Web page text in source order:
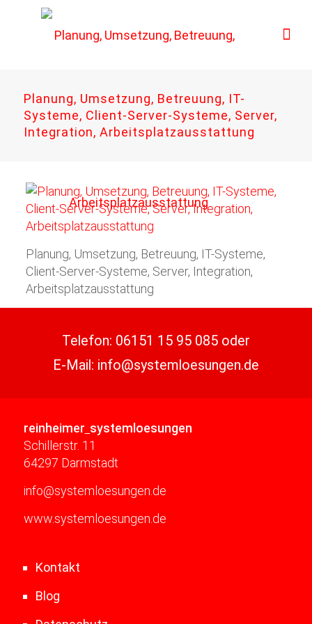
Planung, Umsetzung, Betreuung, IT-
Systeme, Client-Server-Systeme, Server,
Integration, Arbeitsplatzausstattung
Planung, Umsetzung, Betreuung, IT-Systeme,
Client-Server-Systeme, Server, Integration,
Arbeitsplatzausstattung
Telefon: 06151 15 95 085 oder
E-Mail: info@systemloesungen.de
reinheimer systemloesungen
Schillerstr. 11
64297 Darmstadt
info@systemloesungen.de
www.systemloesungen.de
Kontakt
Blog